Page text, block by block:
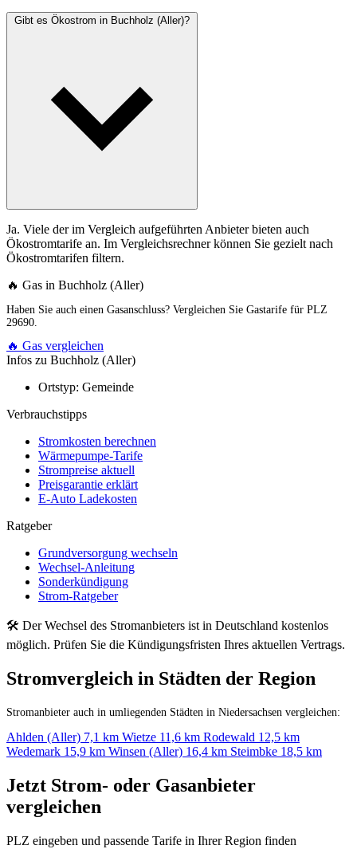
Gibt es Ökostrom in Buchholz (Aller)?
Ja. Viele der im Vergleich aufgeführten Anbieter bieten auch
Ökostromtarife an. Im Vergleichsrechner können Sie gezielt nach
Ökostromtarifen filtern.
🔥 Gas in Buchholz (Aller)
Haben Sie auch einen Gasanschluss? Vergleichen Sie Gastarife für PLZ
29690.
🔥 Gas vergleichen
Infos zu Buchholz (Aller)
Ortstyp: Gemeinde
Verbrauchstipps
Stromkosten berechnen
Wärmepumpe-Tarife
Strompreise aktuell
Preisgarantie erklärt
E-Auto Ladekosten
Ratgeber
Grundversorgung wechseln
Wechsel-Anleitung
Sonderkündigung
Strom-Ratgeber
🛠 Der Wechsel des Stromanbieters ist in Deutschland kostenlos
möglich. Prüfen Sie die Kündigungsfristen Ihres aktuellen Vertrags.
Stromvergleich in Städten der Region
Stromanbieter auch in umliegenden Städten in Niedersachsen vergleichen:
Ahlden (Aller) 7,1 km Wietze 11,6 km Rodewald 12,5 km
Wedemark 15,9 km Winsen (Aller) 16,4 km Steimbke 18,5 km
Jetzt Strom- oder Gasanbieter
vergleichen
PLZ eingeben und passende Tarife in Ihrer Region finden